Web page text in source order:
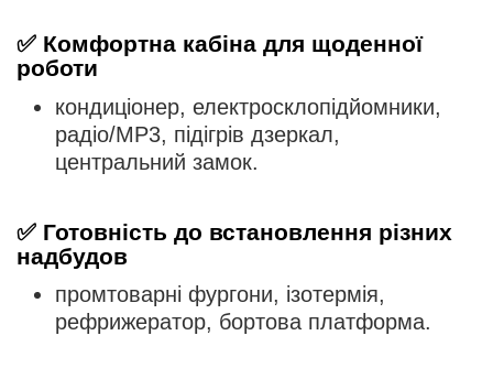
✅ Комфортна кабіна для щоденної
роботи
кондиціонер, електросклопідйомники,
радіо/MP3, підігрів дзеркал,
центральний замок.
✅ Готовність до встановлення різних
надбудов
промтоварні фургони, ізотермія,
рефрижератор, бортова платформа.